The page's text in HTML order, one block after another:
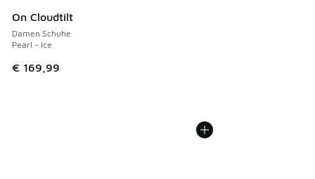
On Cloudtilt
Damen Schuhe
Pearl - Ice
€ 169,99